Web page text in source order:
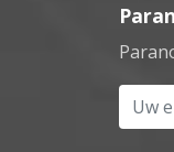
Uw